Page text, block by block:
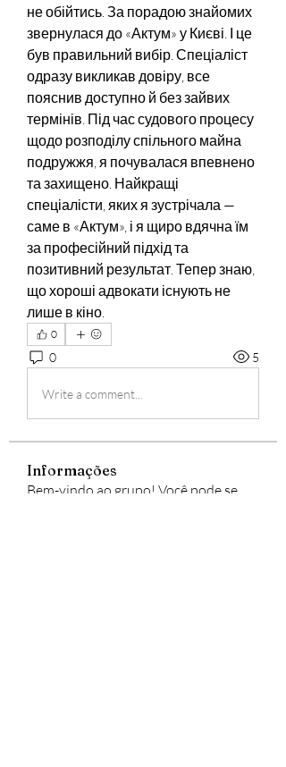
не обійтись. За порадою знайомих
звернулася до «Актум» у Києві. І це
був правильний вибір. Спеціаліст
одразу викликав довіру, все
пояснив доступно й без зайвих
термінів. Під час судового процесу
щодо розподілу спільного майна
подружжя, я почувалася впевнено
та захищено. Найкращі
спеціалісти, яких я зустрічала —
саме в «Актум», і я щиро вдячна їм
за професійний підхід та
позитивний результат. Тепер знаю,
що хороші адвокати існують не
лише в кіно.
0
0 5
Write a comment...
Informações
Bem-vindo ao grupo! Você pode se